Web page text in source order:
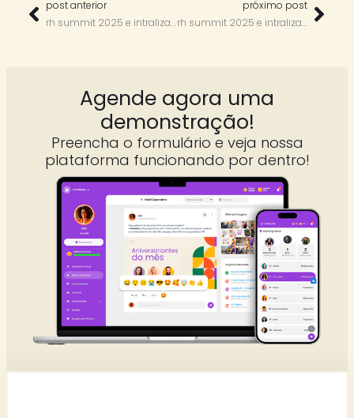
post anterior
rh summit 2025 e intraliza com carolina ignarra
próximo post
rh summit 2025 e intraliza com áurea santos
Agende agora uma
demonstração!
Preencha o formulário e veja nossa
plataforma funcionando por dentro!